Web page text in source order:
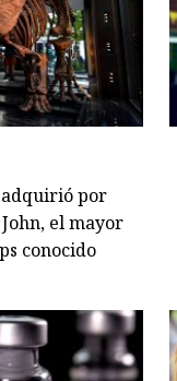
adquirió por
el mayor
conocido